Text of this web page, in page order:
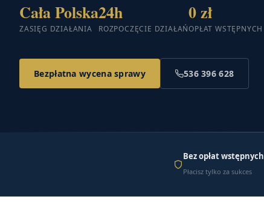
Cała Polska
ZASIĘG DZIAŁANIA
24h
ROZPOCZĘCIE DZIAŁAŃ
0 zł
OPŁAT WSTĘPNYCH
Bezpłatna wycena sprawy 536 396 628
Bez opłat wstępnych
Płacisz tylko za sukces